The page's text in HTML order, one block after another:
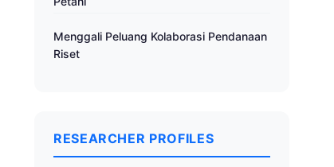
Menggali Peluang Kolaborasi Pendanaan
Riset
RESEARCHER PROFILES